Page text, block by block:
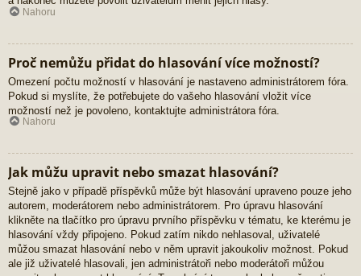
Nahoru
Proč nemůžu přidat do hlasování více možností?
Omezení počtu možností v hlasování je nastaveno administrátorem fóra.
Pokud si myslíte, že potřebujete do vašeho hlasování vložit více
možností než je povoleno, kontaktujte administrátora fóra.
Nahoru
Jak můžu upravit nebo smazat hlasování?
Stejně jako v případě příspěvků může být hlasování upraveno pouze jeho
autorem, moderátorem nebo administrátorem. Pro úpravu hlasování
klikněte na tlačítko pro úpravu prvního příspěvku v tématu, ke kterému je
hlasování vždy připojeno. Pokud zatím nikdo nehlasoval, uživatelé
můžou smazat hlasování nebo v něm upravit jakoukoliv možnost. Pokud
ale již uživatelé hlasovali, jen administrátoři nebo moderátoři můžou